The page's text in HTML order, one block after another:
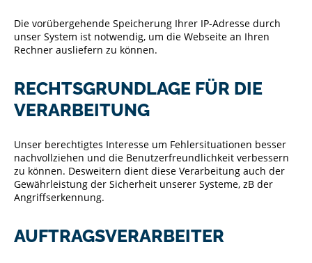
Die vorübergehende Speicherung Ihrer IP-Adresse durch
unser System ist notwendig, um die Webseite an Ihren
Rechner ausliefern zu können.
RECHTSGRUNDLAGE FÜR DIE
VERARBEITUNG
Unser berechtigtes Interesse um Fehlersituationen besser
nachvollziehen und die Benutzerfreundlichkeit verbessern
zu können. Desweitern dient diese Verarbeitung auch der
Gewährleistung der Sicherheit unserer Systeme, zB der
Angriffserkennung.
AUFTRAGSVERARBEITER